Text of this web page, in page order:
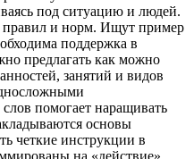
под ситуацию и людей.
правил и норм. Ищут пример
поддержка в
предлагать как можно
занятий и видов
помогает наращивать
основы
четкие инструкции в
на «действие»